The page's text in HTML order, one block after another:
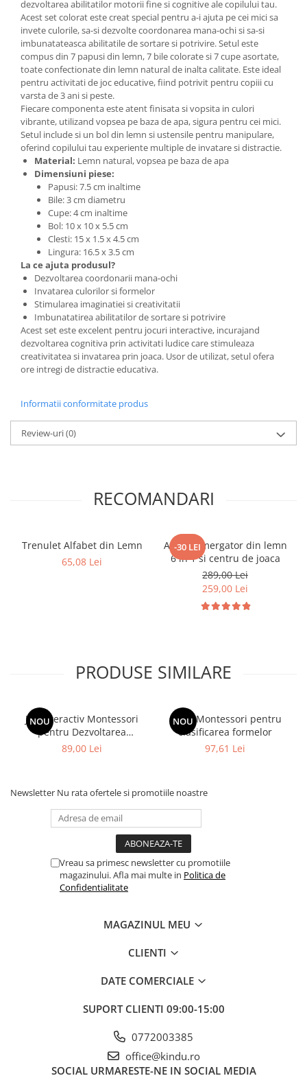
dezvoltarea abilitatilor motorii fine si cognitive ale copilului tau.
Acest set colorat este creat special pentru a-i ajuta pe cei mici sa
invete culorile, sa-si dezvolte coordonarea mana-ochi si sa-si
imbunatateasca abilitatile de sortare si potrivire. Setul este
compus din 7 papusi din lemn, 7 bile colorate si 7 cupe asortate,
toate confectionate din lemn natural de inalta calitate. Este ideal
pentru activitati de joc educative, fiind potrivit pentru copiii cu
varsta de 3 ani si peste.
Fiecare componenta este atent finisata si vopsita in culori
vibrante, utilizand vopsea pe baza de apa, sigura pentru cei mici.
Setul include si un bol din lemn si ustensile pentru manipulare,
oferind copilului tau experiente multiple de invatare si distractie.
Material: Lemn natural, vopsea pe baza de apa
Dimensiuni piese:
Papusi: 7.5 cm inaltime
Bile: 3 cm diametru
Cupe: 4 cm inaltime
Bol: 10 x 10 x 5.5 cm
Clesti: 15 x 1.5 x 4.5 cm
Lingura: 16.5 x 3.5 cm
La ce ajuta produsul?
Dezvoltarea coordonarii mana-ochi
Invatarea culorilor si formelor
Stimularea imaginatiei si creativitatii
Imbunatatirea abilitatilor de sortare si potrivire
Acest set este excelent pentru jocuri interactive, incurajand
dezvoltarea cognitiva prin activitati ludice care stimuleaza
creativitatea si invatarea prin joaca. Usor de utilizat, setul ofera
ore intregi de distractie educativa.
Informatii conformitate produs
Review-uri(0)
RECOMANDARI
Trenulet Alfabet din Lemn
65,08 Lei
-30 LEI
Antepremergator din lemn
6 in 1 si centru de joaca
289,00 Lei
259,00 Lei
PRODUSE SIMILARE
NOU
Joc Interactiv Montessori
pentru Dezvoltarea
Abilitaților cognitive si de
89,00 Lei
NOU
Cutie Montessori pentru
clasificarea formelor
97,61 Lei
Newsletter Nu rata ofertele si promotiile noastre
Vreau sa primesc newsletter cu promotiile
magazinului. Afla mai multe in Politica de
Confidentialitate
MAGAZINUL MEU
CLIENTI
DATE COMERCIALE
SUPORT CLIENTI 09:00-15:00
0772003385
office@kindu.ro
SOCIAL URMARESTE-NE IN SOCIAL MEDIA